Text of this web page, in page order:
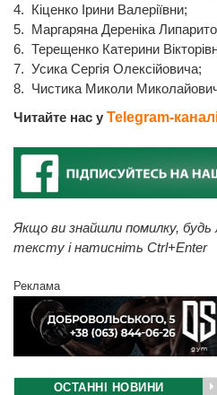
4. Кіценко Ірини Валеріївни;
5. Маргаряна Дереніка
6. Терещенко Катерини
7. Усика Сергія Олексійовича;
8. Чистика Миколи
Читайте нас у Telegram-
Якщо ви знайшли помилку, будь
тексту і натисніть Ctrl+Enter
Реклама
ОСТАННІ НОВИНИ